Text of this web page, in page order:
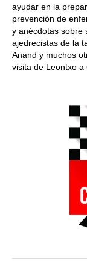
ayudar en la
prevención de
y anécdotas sobre
ajedrecistas de la
Anand y muchos
visita de Leontxo a